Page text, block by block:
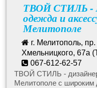
Кофточки, свитера,
Штанишки, леггинсы
ТВОЙ СТИЛЬ -
одежда и
Мелитополе
г. Мелитополь,
Хмельницкого, 67а
067-612-62-57
ТВОЙ СТИЛЬ -
Мелитополе с широким